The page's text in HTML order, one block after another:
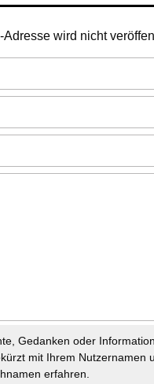
Adresse wird nicht
Gedanken oder
mit Ihrem Nutzernamen
erfahren.